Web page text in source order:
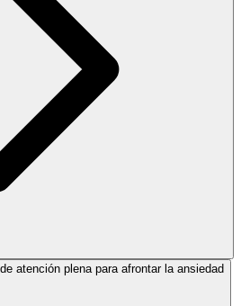
atención plena para afrontar la ansiedad